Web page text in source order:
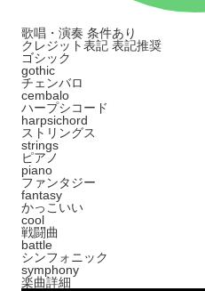
歌唱・演奏 条件あり
クレジット表記 表記推奨
ゴシック
gothic
チェンバロ
cembalo
ハープシコード
harpsichord
ストリングス
strings
ピアノ
piano
ファンタジー
fantasy
かっこいい
cool
戦闘曲
battle
シンフォニック
symphony
楽曲詳細